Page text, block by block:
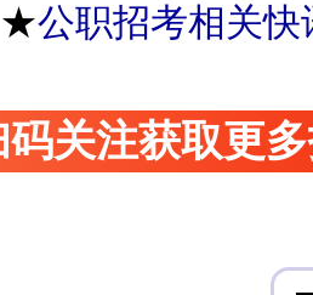
公职招考相关快
码关注获取更